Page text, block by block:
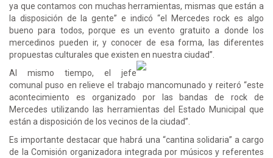
ya que contamos con muchas herramientas, mismas que están a
la disposición de la gente” e indicó “el Mercedes rock es algo
bueno para todos, porque es un evento gratuito a donde los
mercedinos pueden ir, y conocer de esa forma, las diferentes
propuestas culturales que existen en nuestra ciudad”.
Al mismo tiempo, el jefe
comunal puso en relieve el trabajo mancomunado y reiteró “este
acontecimiento es organizado por las bandas de rock de
Mercedes utilizando las herramientas del Estado Municipal que
están a disposición de los vecinos de la ciudad”.
Es importante destacar que habrá una “cantina solidaria” a cargo
de la Comisión organizadora integrada por músicos y referentes